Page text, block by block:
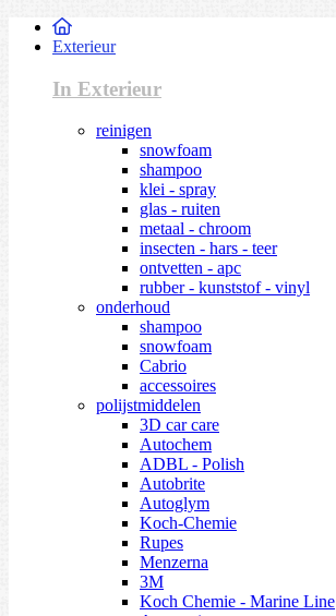
Exterieur
In Exterieur
reinigen
snowfoam
shampoo
klei - spray
glas - ruiten
metaal - chroom
insecten - hars - teer
ontvetten - apc
rubber - kunststof - vinyl
onderhoud
shampoo
snowfoam
Cabrio
accessoires
polijstmiddelen
3D car care
Autochem
ADBL - Polish
Autobrite
Autoglym
Koch-Chemie
Rupes
Menzerna
3M
Koch Chemie - Marine Line